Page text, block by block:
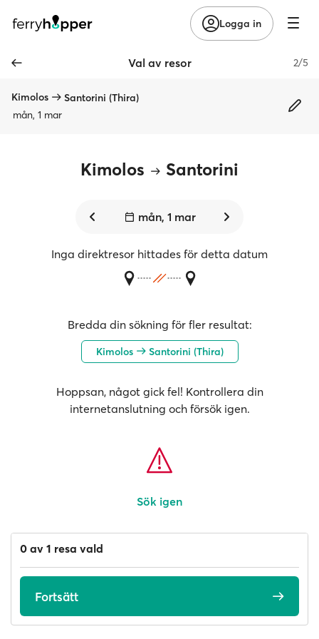
Logga in
Val av resor 2/5
Kimolos
Santorini (Thira)
mån, 1 mar
Kimolos Santorini
mån, 1 mar
Inga direktresor hittades för detta datum
Bredda din sökning för fler resultat:
Kimolos Santorini (Thira)
Hoppsan, något gick fel! Kontrollera din
internetanslutning och försök igen.
Sök igen
0 av 1 resa vald
Fortsätt